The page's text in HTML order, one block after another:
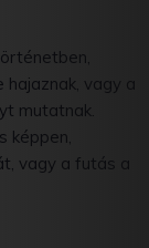
vagy a
mutatnak.
képpen,
vagy a futás a